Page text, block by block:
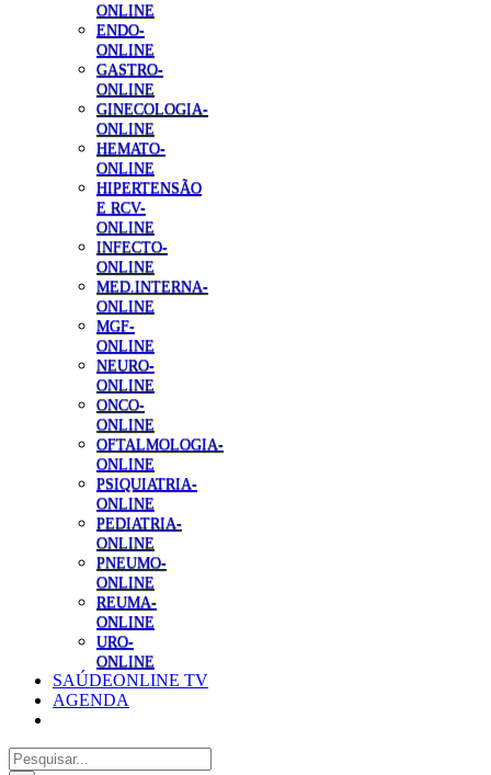
ONLINE
ENDO-
ONLINE
GASTRO-
ONLINE
GINECOLOGIA-
ONLINE
HEMATO-
ONLINE
HIPERTENSÃO
E RCV-
ONLINE
INFECTO-
ONLINE
MED.INTERNA-
ONLINE
MGF-
ONLINE
NEURO-
ONLINE
ONCO-
ONLINE
OFTALMOLOGIA-
ONLINE
PSIQUIATRIA-
ONLINE
PEDIATRIA-
ONLINE
PNEUMO-
ONLINE
REUMA-
ONLINE
URO-
ONLINE
SAÚDEONLINE TV
AGENDA
Pesquisar